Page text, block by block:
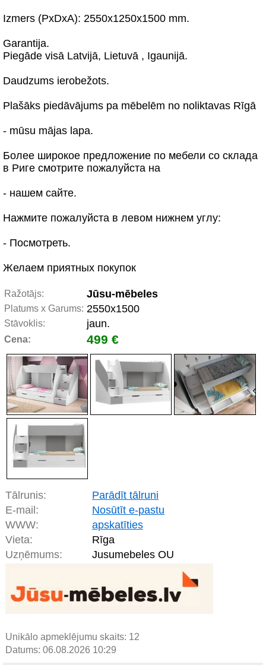
Izmers (PxDxA): 2550x1250x1500 mm.
Garantija.
Piegāde visā Latvijā, Lietuvā , Igaunijā.
Daudzums ierobežots.
Plašāks piedāvājums pa mēbelēm no noliktavas Rīgā
- mūsu mājas lapa.
Более широкое предложение по мебели со склада
в Риге смотрите пожалуйста на
- нашем сайте.
Нажмите пожалуйста в левом нижнем углу:
- Посмотреть.
Желаем приятных покупок
Ražotājs: Jūsu-mēbeles
Platums x Garums: 2550x1500
Stāvoklis: jaun.
Cena: 499 €
Tālrunis:
Parādīt tālruni
E-mail:
Nosūtīt e-pastu
WWW:
apskatīties
Vieta:
Rīga
Uzņēmums:
Jusumebeles OU
Unikālo apmeklējumu skaits: 12
Datums: 06.08.2026 10:29